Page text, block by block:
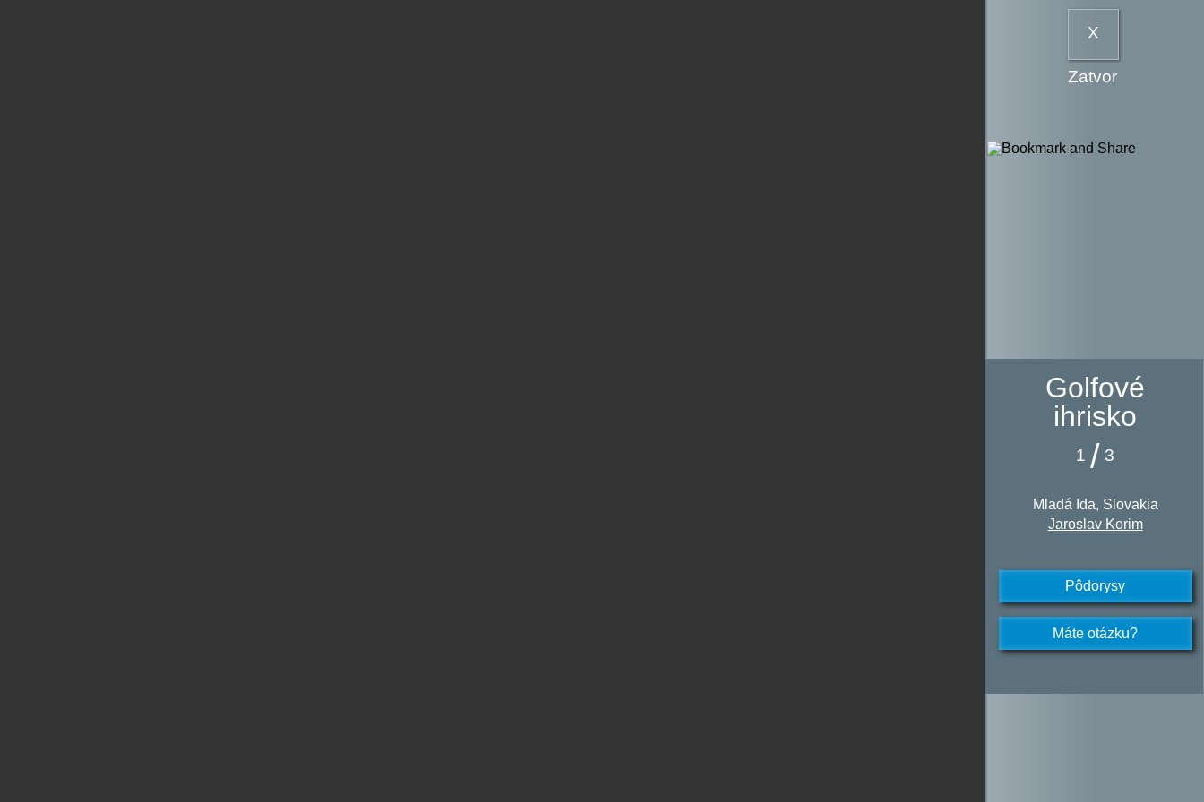
X
Zatvor
Golfové
ihrisko
1 / 3
Mladá Ida, Slovakia
Jaroslav Korim
Pôdorysy
Máte otázku?